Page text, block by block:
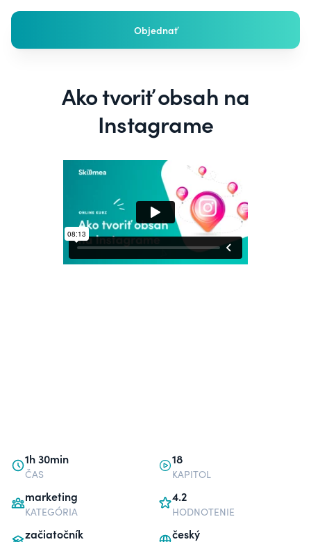
Objednať
Ako tvoriť obsah na
Instagrame
1h 30min
ČAS
18
KAPITOL
marketing
KATEGÓRIA
4.2
HODNOTENIE
začiatočník český